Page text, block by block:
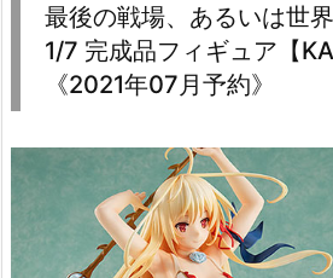
最後の戦場、あるいは世
1/7 完成品フィギュア【
《2021年07月予約》